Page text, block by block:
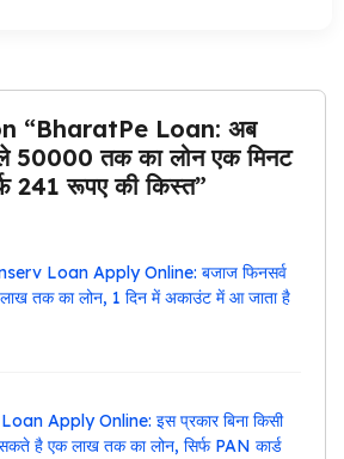
“BharatPe Loan: अब
तक का लोन एक मिनट
241 रूपए की किस्त”
Loan Apply Online: बजाज फिनसर्व
तक का लोन, 1 दिन में अकाउंट में आ जाता है
Apply Online: इस प्रकार बिना किसी
है एक लाख तक का लोन, सिर्फ PAN कार्ड